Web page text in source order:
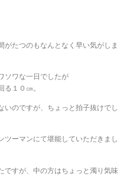
たつのもなんとなく早い気がしま
ソワな一日でしたが
１０㎝。
いのですが、ちょっと拍子抜けでし
ツーマンにて堪能していただきまし
ですが、中の方はちょっと濁り気味